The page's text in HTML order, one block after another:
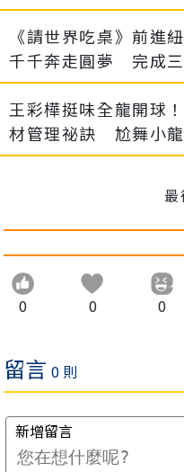
《請世界吃桌》前進
千千奔走圓夢 完成
王彩樺挺味全龍開球
材管理祕訣 尬舞小
0 0 0